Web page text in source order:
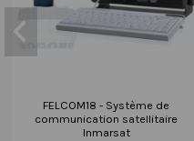
FELCOM18 - Système de
communication satellitaire
Inmarsat